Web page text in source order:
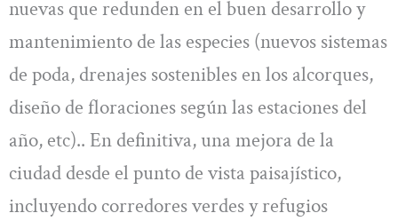
nuevas que redunden en el buen desarrollo y
mantenimiento de las especies (nuevos sistemas
de poda, drenajes sostenibles en los alcorques,
diseño de floraciones según las estaciones del
año, etc).. En definitiva, una mejora de la
ciudad desde el punto de vista paisajístico,
incluyendo corredores verdes y refugios